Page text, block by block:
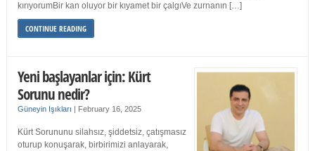
kırıyorumBir kan oluyor bir kıyamet bir çalgıVe zurnanın […]
CONTINUE READING
Yeni başlayanlar için: Kürt
Sorunu nedir?
Güneyin Işıkları | February 16, 2025
Kürt Sorununu silahsız, şiddetsiz, çatışmasız
oturup konuşarak, birbirimizi anlayarak,